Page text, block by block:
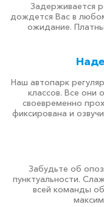
Задерживается
дождется Вас в
ожидание.
Наш автопарк
классов. Все они
своевременно
фиксирована и
Забудьте об
пунктуальности.
всей команды